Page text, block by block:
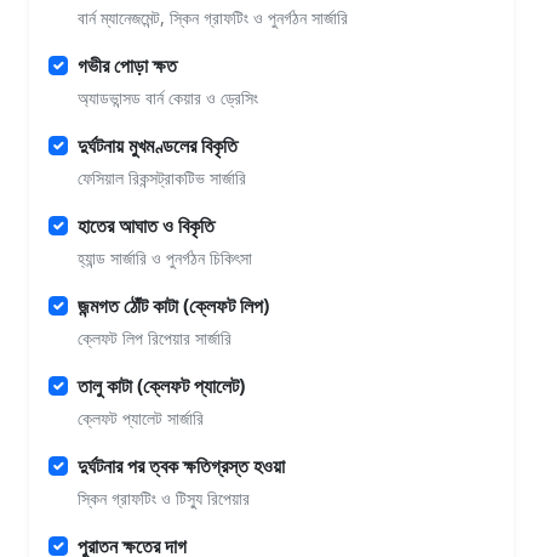
বার্ন ম্যানেজমেন্ট, স্কিন গ্রাফটিং ও পুনর্গঠন সার্জারি
গভীর পোড়া ক্ষত
অ্যাডভান্সড বার্ন কেয়ার ও ড্রেসিং
দুর্ঘটনায় মুখমণ্ডলের বিকৃতি
ফেসিয়াল রিকন্সট্রাকটিভ সার্জারি
হাতের আঘাত ও বিকৃতি
হ্যান্ড সার্জারি ও পুনর্গঠন চিকিৎসা
জন্মগত ঠোঁট কাটা (ক্লেফট লিপ)
ক্লেফট লিপ রিপেয়ার সার্জারি
তালু কাটা (ক্লেফট প্যালেট)
ক্লেফট প্যালেট সার্জারি
দুর্ঘটনার পর ত্বক ক্ষতিগ্রস্ত হওয়া
স্কিন গ্রাফটিং ও টিস্যু রিপেয়ার
পুরাতন ক্ষতের দাগ